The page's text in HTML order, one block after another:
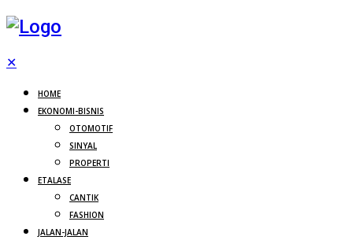
✕
HOME
EKONOMI-BISNIS
OTOMOTIF
SINYAL
PROPERTI
ETALASE
CANTIK
FASHION
JALAN-JALAN